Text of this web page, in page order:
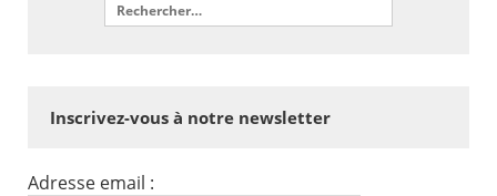
Inscrivez-vous à notre newsletter
Adresse email :